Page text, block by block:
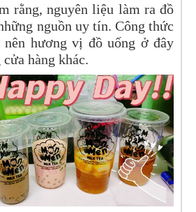
rằng, nguyên liệu làm ra đồ
nguồn uy tín. Công thức
hương vị đồ uống ở đây
hàng khác.